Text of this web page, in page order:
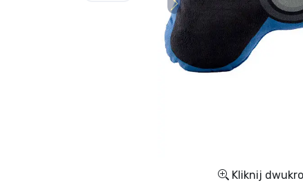
Kliknij